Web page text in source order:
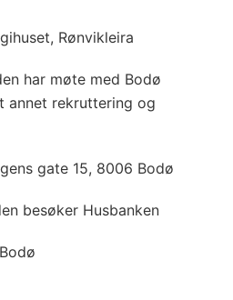
Rønvikleira
har møte med Bodø
annet rekruttering og
gate 15, 8006 Bodø
besøker Husbanken